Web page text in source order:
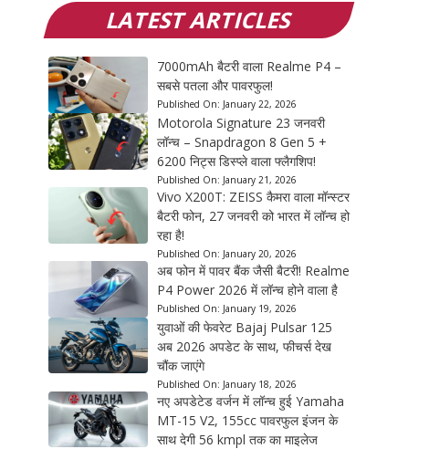
LATEST ARTICLES
7000mAh बैटरी वाला Realme P4 –
सबसे पतला और पावरफुल!
Published On: January 22, 2026
Motorola Signature 23 जनवरी
लॉन्च – Snapdragon 8 Gen 5 +
6200 निट्स डिस्प्ले वाला फ्लैगशिप!
Published On: January 21, 2026
Vivo X200T: ZEISS कैमरा वाला मॉन्स्टर
बैटरी फोन, 27 जनवरी को भारत में लॉन्च हो
रहा है!
Published On: January 20, 2026
अब फोन में पावर बैंक जैसी बैटरी! Realme
P4 Power 2026 में लॉन्च होने वाला है
Published On: January 19, 2026
युवाओं की फेवरेट Bajaj Pulsar 125
अब 2026 अपडेट के साथ, फीचर्स देख
चौंक जाएंगे
Published On: January 18, 2026
नए अपडेटेड वर्जन में लॉन्च हुई Yamaha
MT-15 V2, 155cc पावरफुल इंजन के
साथ देगी 56 kmpl तक का माइलेज